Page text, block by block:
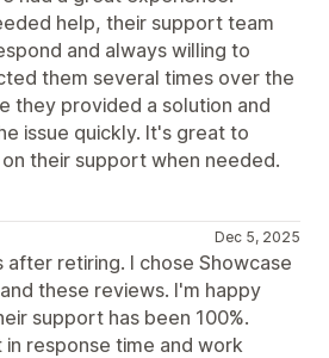
help, their support team
and always willing to
them several times over the
they provided a solution and
issue quickly. It's great to
their support when needed.
Dec 5, 2025
after retiring. I chose Showcase
these reviews. I'm happy
support has been 100%.
response time and work